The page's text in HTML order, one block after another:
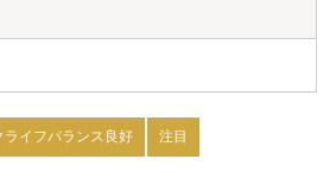
ライフバランス良好 注目